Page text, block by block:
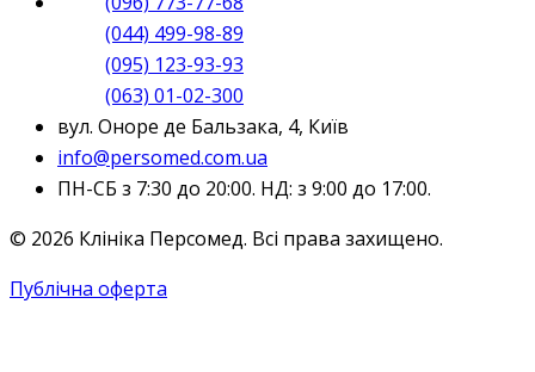
(044) 499-98-89
(095) 123-93-93
(063) 01-02-300
вул. Оноре де Бальзака, 4, Київ
info@persomed.com.ua
ПН-СБ з 7:30 до 20:00. НД: з 9:00 до 17:00.
© 2026 Клініка Персомед. Всі права захищено.
Публічна оферта